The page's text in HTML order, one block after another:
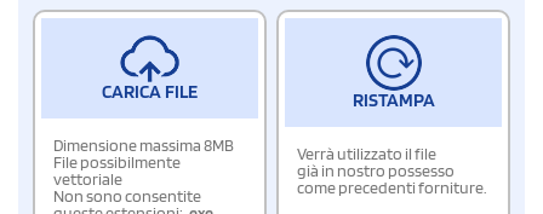
CARICA FILE
Dimensione massima 8MB
File possibilmente
vettoriale
Non sono consentite
RISTAMPA
Verrà utilizzato il file
già in nostro possesso
come precedenti forniture.